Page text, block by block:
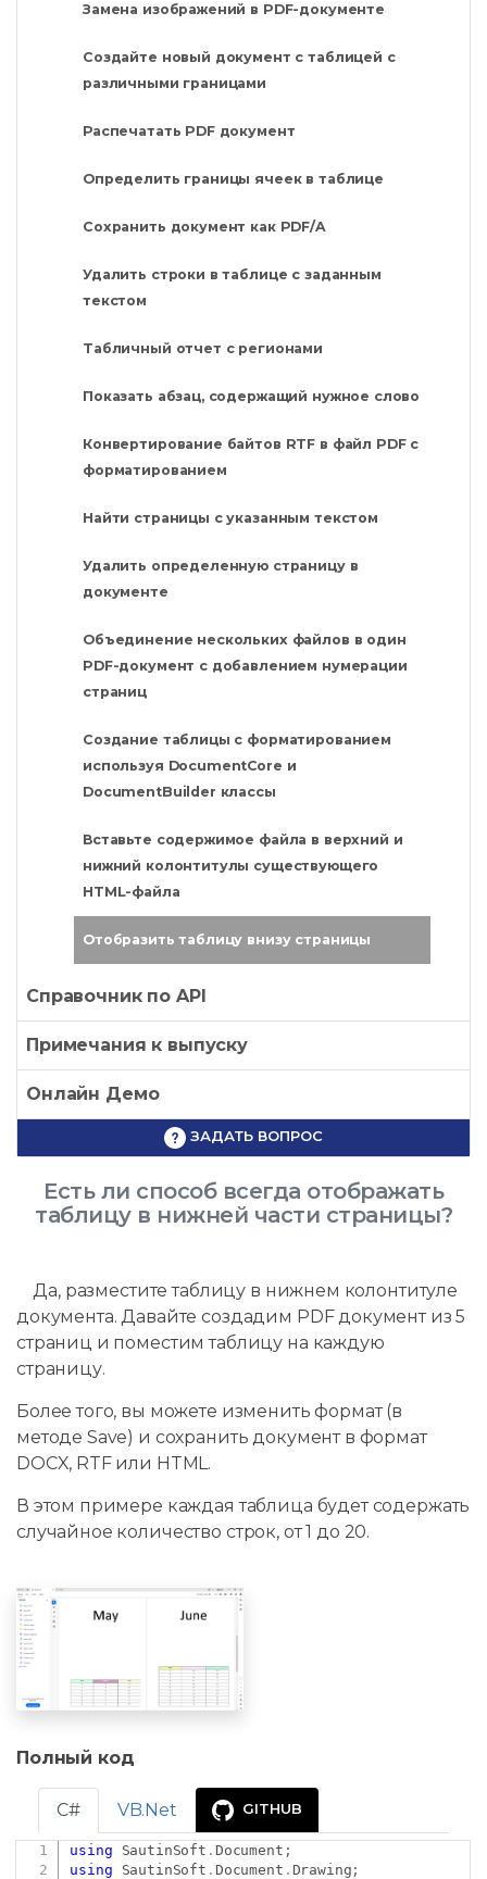
Замена изображений в PDF-документе
Создайте новый документ с таблицей с
различными границами
Распечатать PDF документ
Определить границы ячеек в таблице
Сохранить документ как PDF/A
Удалить строки в таблице с заданным
текстом
Табличный отчет с регионами
Показать абзац, содержащий нужное слово
Конвертирование байтов RTF в файл PDF с
форматированием
Найти страницы с указанным текстом
Удалить определенную страницу в
документе
Объединение нескольких файлов в один
PDF-документ с добавлением нумерации
страниц
Создание таблицы с форматированием
используя DocumentCore и
DocumentBuilder классы
Вставьте содержимое файла в верхний и
нижний колонтитулы существующего
HTML-файла
Отобразить таблицу внизу страницы
Справочник по API
Примечания к выпуску
Онлайн Демо
ЗАДАТЬ ВОПРОС
Есть ли способ всегда отображать
таблицу в нижней части страницы?
Да, разместите таблицу в нижнем колонтитуле
документа. Давайте создадим PDF документ из 5
страниц и поместим таблицу на каждую
страницу.
Более того, вы можете изменить формат (в
методе Save) и сохранить документ в формат
DOCX, RTF или HTML.
В этом примере каждая таблица будет содержать
случайное количество строк, от 1 до 20.
Полный код
C# VB.Net GITHUB
using SautinSoft . Document ;
using
SautinSoft . Document . Drawing ;